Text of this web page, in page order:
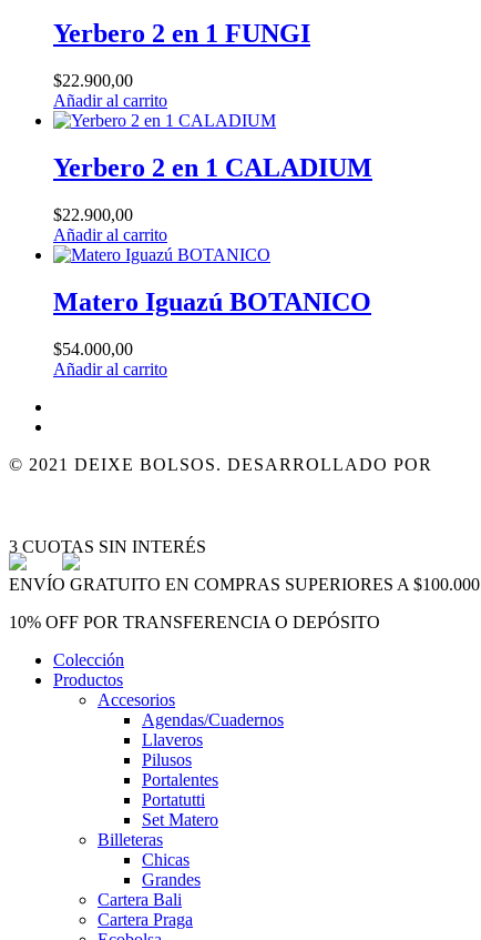
Yerbero 2 en 1 FUNGI
$22.900,00
Añadir al carrito
Yerbero 2 en 1 CALADIUM
$22.900,00
Añadir al carrito
Matero Iguazú BOTANICO
$54.000,00
Añadir al carrito
© 2021 DEIXE BOLSOS. DESARROLLADO POR
Close
Menu
3 CUOTAS SIN INTERÉS
ENVÍO GRATUITO EN COMPRAS SUPERIORES A $100.000
10% OFF POR TRANSFERENCIA O DEPÓSITO
Colección
Productos
Accesorios
Agendas/Cuadernos
Llaveros
Pilusos
Portalentes
Portatutti
Set Matero
Billeteras
Chicas
Grandes
Cartera Bali
Cartera Praga